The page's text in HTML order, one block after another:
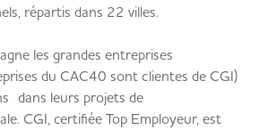
répartis dans 22 villes.
les grandes entreprises
du CAC40 sont clientes de CGI)
dans leurs projets de
CGI, certifiée Top Employeur, est